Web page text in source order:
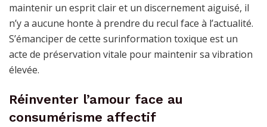
maintenir un esprit clair et un discernement aiguisé, il
n’y a aucune honte à prendre du recul face à l’actualité.
S’émanciper de cette surinformation toxique est un
acte de préservation vitale pour maintenir sa vibration
élevée.
Réinventer l’amour face au
consumérisme affectif